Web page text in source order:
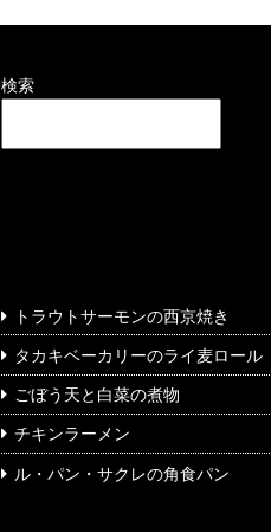
検索
トラウトサーモンの西京焼き
タカキベーカリーのライ麦ロール
ごぼう天と白菜の煮物
チキンラーメン
ル・パン・サクレの角食パン